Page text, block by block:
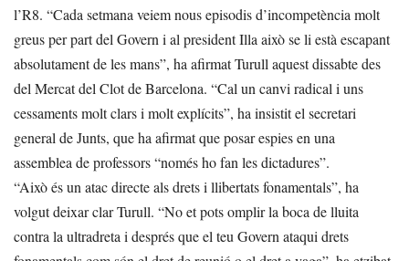
l’R8. “Cada setmana veiem nous episodis d’incompetència molt
greus per part del Govern i al president Illa això se li està escapant
absolutament de les mans”, ha afirmat Turull aquest dissabte des
del Mercat del Clot de Barcelona. “Cal un canvi radical i uns
cessaments molt clars i molt explícits”, ha insistit el secretari
general de Junts, que ha afirmat que posar espies en una
assemblea de professors “només ho fan les dictadures”.
“Això és un atac directe als drets i llibertats fonamentals”, ha
volgut deixar clar Turull. “No et pots omplir la boca de lluita
contra la ultradreta i després que el teu Govern ataqui drets